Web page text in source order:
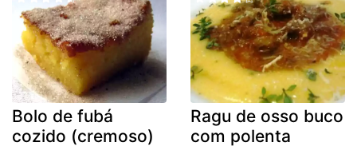
Bolo de fubá
cozido (cremoso)
Ragu de osso buco
com polenta